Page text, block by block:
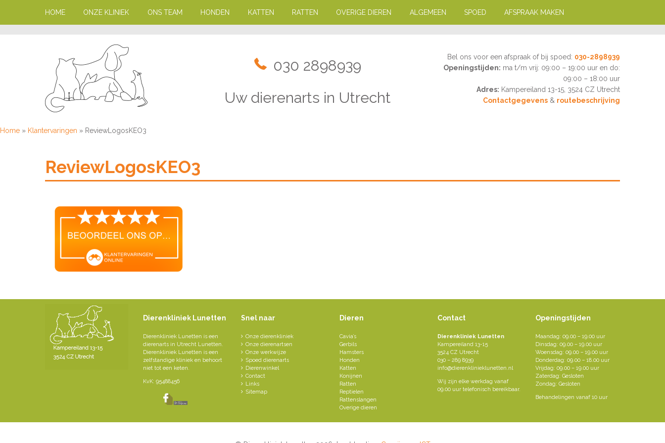
HOME ONZE KLINIEK ONS TEAM HONDEN KATTEN RATTEN OVERIGE DIEREN ALGEMEEN SPOED AFSPRAAK MAKEN
030 2898939
Uw dierenarts in Utrecht
Bel ons voor een afspraak of bij spoed: 030-2898939
Openingstijden: ma t/m vrij: 09:00 – 19:00 uur en do:
09:00 – 18:00 uur
Adres: Kampereiland 13-15, 3524 CZ Utrecht
Contactgegevens& routebeschrijving
Home » Klantervaringen » ReviewLogosKEO3
ReviewLogosKEO3
Dierenkliniek Lunetten
Dierenkliniek Lunetten is een
dierenarts in Utrecht Lunetten.
Dierenkliniek Lunetten is een
zelfstandige kliniek en behoort
niet tot een keten.
KvK: 95488456
Snel naar
Onze dierenkliniek
Onze dierenartsen
Onze werkwijze
Spoed dierenarts
Dierenwinkel
Contact
Links
Sitemap
Dieren
Cavia’s
Gerbils
Hamsters
Honden
Katten
Konijnen
Ratten
Reptielen
Rattenslangen
Overige dieren
Contact
Dierenkliniek Lunetten
Kampereiland 13-15
3524 CZ Utrecht
030 – 289 8939
info@dierenklinieklunetten.nl
Wij zijn elke werkdag vanaf
09.00 uur telefonisch bereikbaar.
Openingstijden
Maandag: 09.00 – 19.00 uur
Dinsdag: 09.00 – 19.00 uur
Woensdag: 09.00 – 19.00 uur
Donderdag: 09.00 – 18.00 uur
Vrijdag: 09.00 – 19.00 uur
Zaterdag: Gesloten
Zondag: Gesloten
Behandelingen vanaf 10 uur